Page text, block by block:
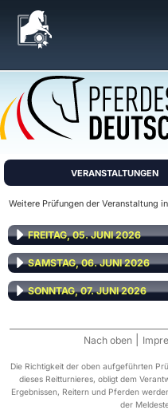
VERANSTALTUNGEN
Weitere Prüfungen der Veranstaltung
FREITAG, 05. JUNI 2026
SAMSTAG, 06. JUNI 2026
SONNTAG, 07. JUNI 2026
Nach oben
Die Richtigkeit der oben aufgeführten
dieses Reitturnieres, obligt dem
Ergebnissen, Reitern und Pferden
der